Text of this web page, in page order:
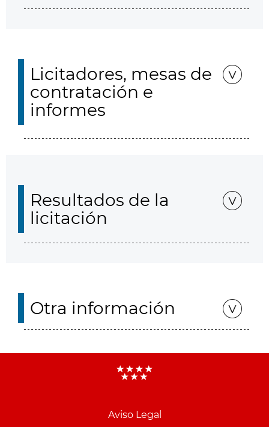
Licitadores, mesas de
contratación e
informes
Resultados de la
licitación
Otra información
Aviso Legal